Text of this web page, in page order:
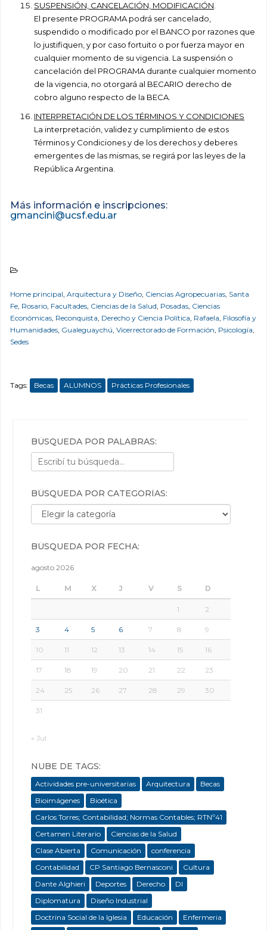
SUSPENSIÓN, CANCELACIÓN, MODIFICACIÓN
El presente PROGRAMA podrá ser cancelado,
suspendido o modificado por el BANCO por razones que
lo justifiquen, y por caso fortuito o por fuerza mayor en
cualquier momento de su vigencia. La suspensión o
cancelación del PROGRAMA durante cualquier momento
de la vigencia, no otorgará al BECARIO derecho de
cobro alguno respecto de la BECA.
INTERPRETACIÓN DE LOS TÉRMINOS Y CONDICIONES
La interpretación, validez y cumplimiento de estos
Términos y Condiciones y de los derechos y deberes
emergentes de las mismas, se regirá por las leyes de la
República Argentina.
Más información e inscripciones:
gmancini@ucsf.edu.ar
Home principal, Arquitectura y Diseño, Ciencias Agropecuarias, Santa
Fe, Rosario, Facultades, Ciencias de la Salud, Posadas, Ciencias
Económicas, Reconquista, Derecho y Ciencia Política, Rafaela, Filosofía y
Humanidades, Gualeguaychú, Vicerrectorado de Formación, Psicología,
Sedes
Tags: Becas ALUMNOS Prácticas Profesionales
BÚSQUEDA POR PALABRAS:
BÚSQUEDA POR CATEGORÍAS:
Búsqueda por categorías:
BÚSQUEDA POR FECHA:
agosto 2026
L M X J V S D
1 2
3 4 5 6 7 8 9
10 11 12 13 14 15 16
17 18 19 20 21 22 23
24 25 26 27 28 29 30
31
« Jul
NUBE DE TAGS:
Actividades pre-universitarias Arquitectura
Becas
Bioimágenes
Bioética
Carlos Torres; Contabilidad; Normas Contables; RTNº41
Certamen Literario
Ciencias de la Salud
Clase Abierta
Comunicación
conferencia
Contabilidad
CP Santiago Bernasconi
Cultura
Dante Alghieri
Deportes Derecho
DI
Diplomatura
Diseño Industrial
Doctrina Social de la Iglesia
Educación
Enfermeria